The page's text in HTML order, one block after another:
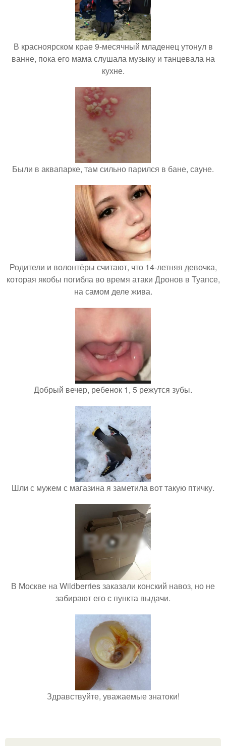
В красноярском крае 9-месячный младенец утонул в
ванне, пока его мама слушала музыку и танцевала на
кухне.
Были в аквапарке, там сильно парился в бане, сауне.
Родители и волонтёры считают, что 14-летняя девочка,
которая якобы погибла во время атаки Дронов в Туапсе,
на самом деле жива.
Добрый вечер, ребенок 1, 5 режутся зубы.
Шли с мужем с магазина я заметила вот такую птичку.
В Москве на Wildberries заказали конский навоз, но не
забирают его с пункта выдачи.
Здравствуйте, уважаемые знатоки!